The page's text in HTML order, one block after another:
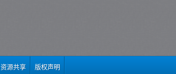
资源共享 版权声明